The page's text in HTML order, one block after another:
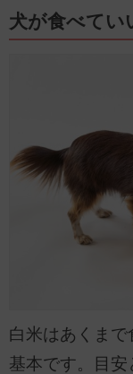
犬が食べてい
白米はあくま
基本です。目